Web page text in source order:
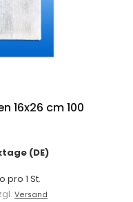
16x26 cm 100
(DE)
pro 1 St.
Versand